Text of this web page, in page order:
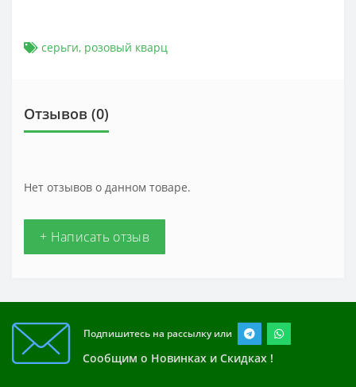
серьги, розовый кварц
Отзывов (0)
Нет отзывов о данном товаре.
+ Написать отзыв
Подпишитесь на рассылку или
Сообщим о Новинках и Скидках !